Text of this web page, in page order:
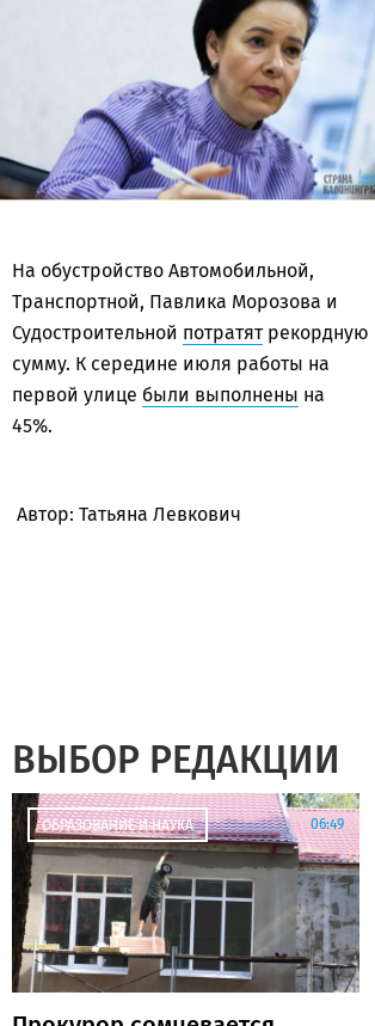
На обустройство Автомобильной,
Транспортной, Павлика Морозова и
Судостроительной потратятрекордную
сумму. К середине июля работы на
первой улице были выполнены на
45%.
Автор: Татьяна Левкович
ВЫБОР РЕДАКЦИИ
ОБРАЗОВАНИЕ И НАУКА 06:49